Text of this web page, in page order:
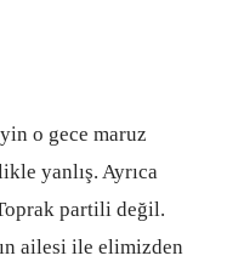
o gece maruz
yanlış. Ayrıca
partili değil.
ailesi ile elimizden